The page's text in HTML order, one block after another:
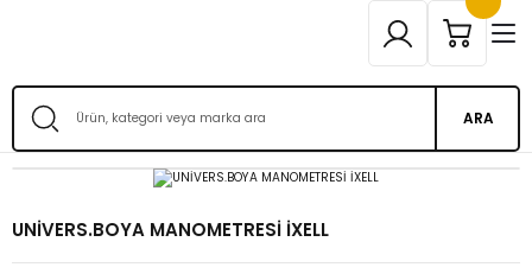
ARA
UNİVERS.BOYA MANOMETRESİ İXELL